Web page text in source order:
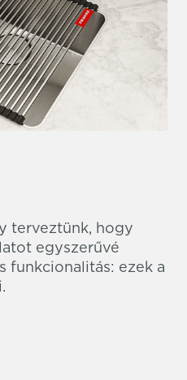
terveztünk, hogy
egyszerűvé
funkcionalitás: ezek a